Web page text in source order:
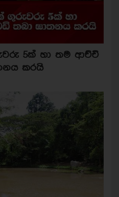
5ක් හා තම ආච්චි
කරයි